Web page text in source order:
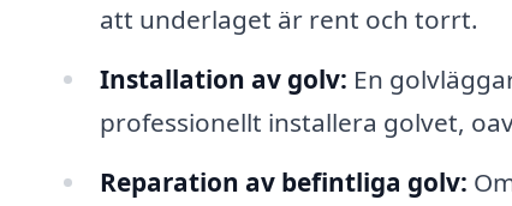
att underlaget är rent och torrt.
Installation av golv: En
professionellt installera golvet,
Reparation av befintliga golv: